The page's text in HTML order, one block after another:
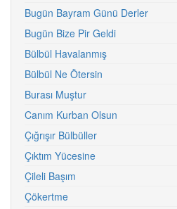
Bugün Bayram Günü Derler
Bugün Bize Pir Geldi
Bülbül Havalanmış
Bülbül Ne Ötersin
Burası Muştur
Canım Kurban Olsun
Çığrışır Bülbüller
Çıktım Yücesine
Çileli Başım
Çökertme